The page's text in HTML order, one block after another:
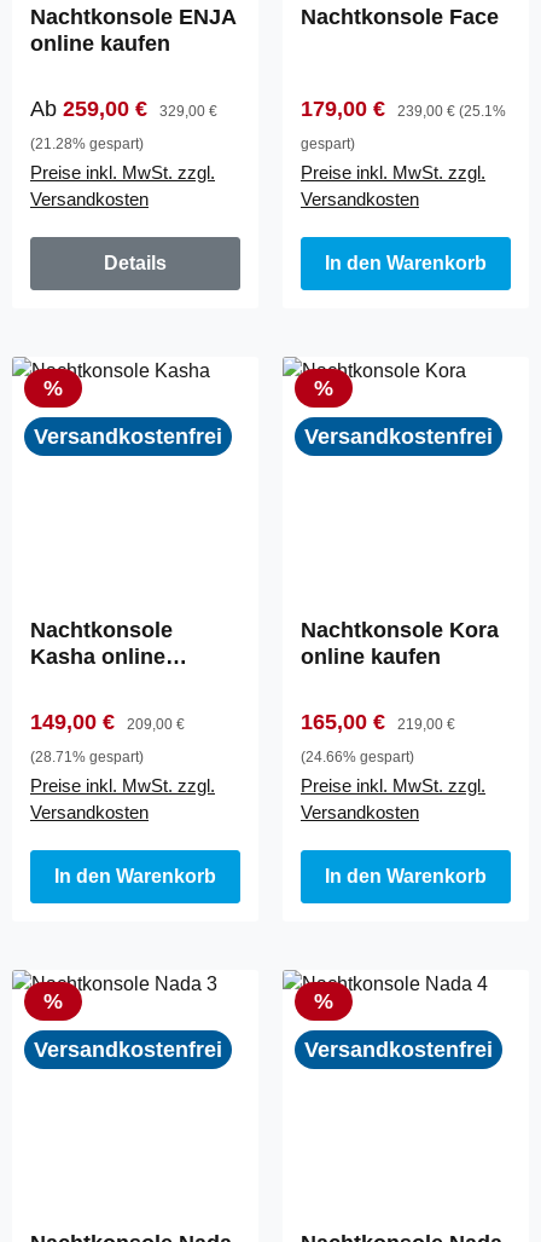
Nachtkonsole ENJA
online kaufen
Verkaufspreis:
Ab 259,00 € Regulärer Preis:
329,00 €
(21.28% gespart)
Preise inkl. MwSt. zzgl.
Versandkosten
Details
Nachtkonsole Face
Verkaufspreis:
179,00 € Regulärer Preis:
239,00 € (25.1%
gespart)
Preise inkl. MwSt. zzgl.
Versandkosten
In den Warenkorb
Rabatt
%
Versandkostenfrei
Nachtkonsole
Kasha online
Verkaufspreis:
149,00 € Regulärer Preis:
209,00 €
(28.71% gespart)
Preise inkl. MwSt. zzgl.
Versandkosten
In den Warenkorb
Rabatt
%
Versandkostenfrei
Nachtkonsole Kora
online kaufen
Verkaufspreis:
165,00 € Regulärer Preis:
219,00 €
(24.66% gespart)
Preise inkl. MwSt. zzgl.
Versandkosten
In den Warenkorb
Rabatt
%
Versandkostenfrei
Rabatt
%
Versandkostenfrei